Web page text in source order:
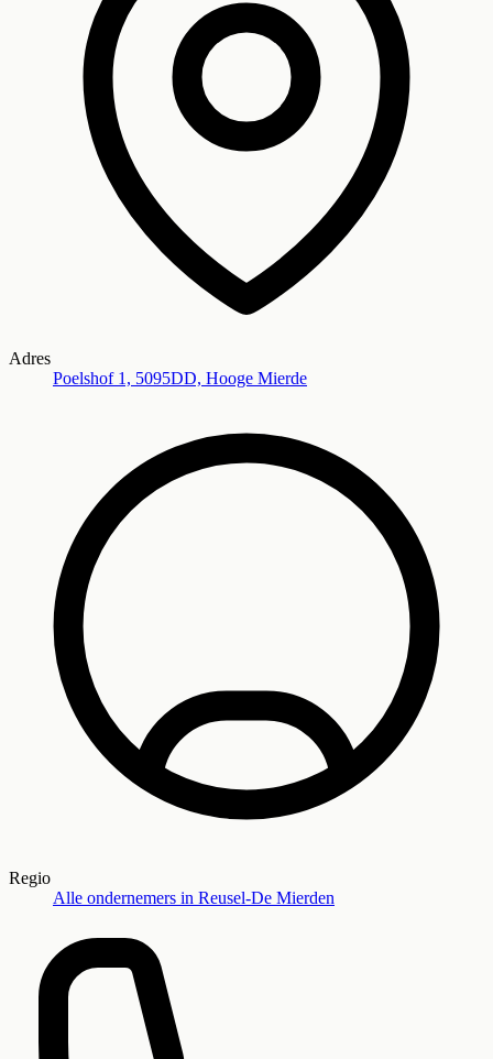
Adres
Poelshof 1, 5095DD, Hooge Mierde
Regio
Alle ondernemers in Reusel-De Mierden